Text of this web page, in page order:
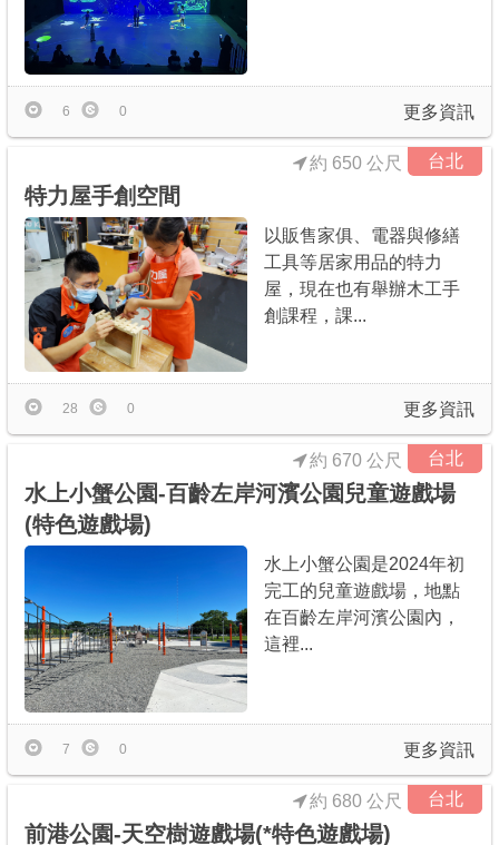
更多資訊
6 0
台北
特力屋手創空間
約 650 公尺
以販售家俱、電器與修繕
工具等居家用品的特力
屋，現在也有舉辦木工手
創課程，課...
更多資訊
28 0
台北
水上小蟹公園-百齡左岸河濱公園兒童遊戲場
(特色遊戲場)
約 670 公尺
水上小蟹公園是2024年初
完工的兒童遊戲場，地點
在百齡左岸河濱公園內，
這裡...
更多資訊
7 0
台北
前港公園-天空樹遊戲場(*特色遊戲場)
約 680 公尺